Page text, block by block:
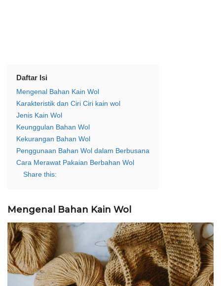
Daftar Isi
Mengenal Bahan Kain Wol
Karakteristik dan Ciri Ciri kain wol
Jenis Kain Wol
Keunggulan Bahan Wol
Kekurangan Bahan Wol
Penggunaan Bahan Wol dalam Berbusana
Cara Merawat Pakaian Berbahan Wol
Share this:
Mengenal Bahan Kain Wol